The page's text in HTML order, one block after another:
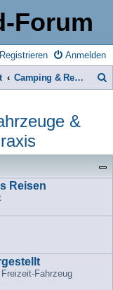
Forum
Anmelden
Registrieren
Camping & Reise -> Fahrzeuge & Zubehör in der Praxis
&
Reisen
Fahrzeug